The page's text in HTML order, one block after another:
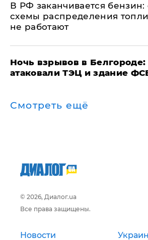
​В РФ заканчивается бензин:
схемы распределения
не работают
​Ночь взрывов в
атаковали ТЭЦ и здание
Смотреть ещё
© 2026, Диалог.ua
Все права защищены.
Новости